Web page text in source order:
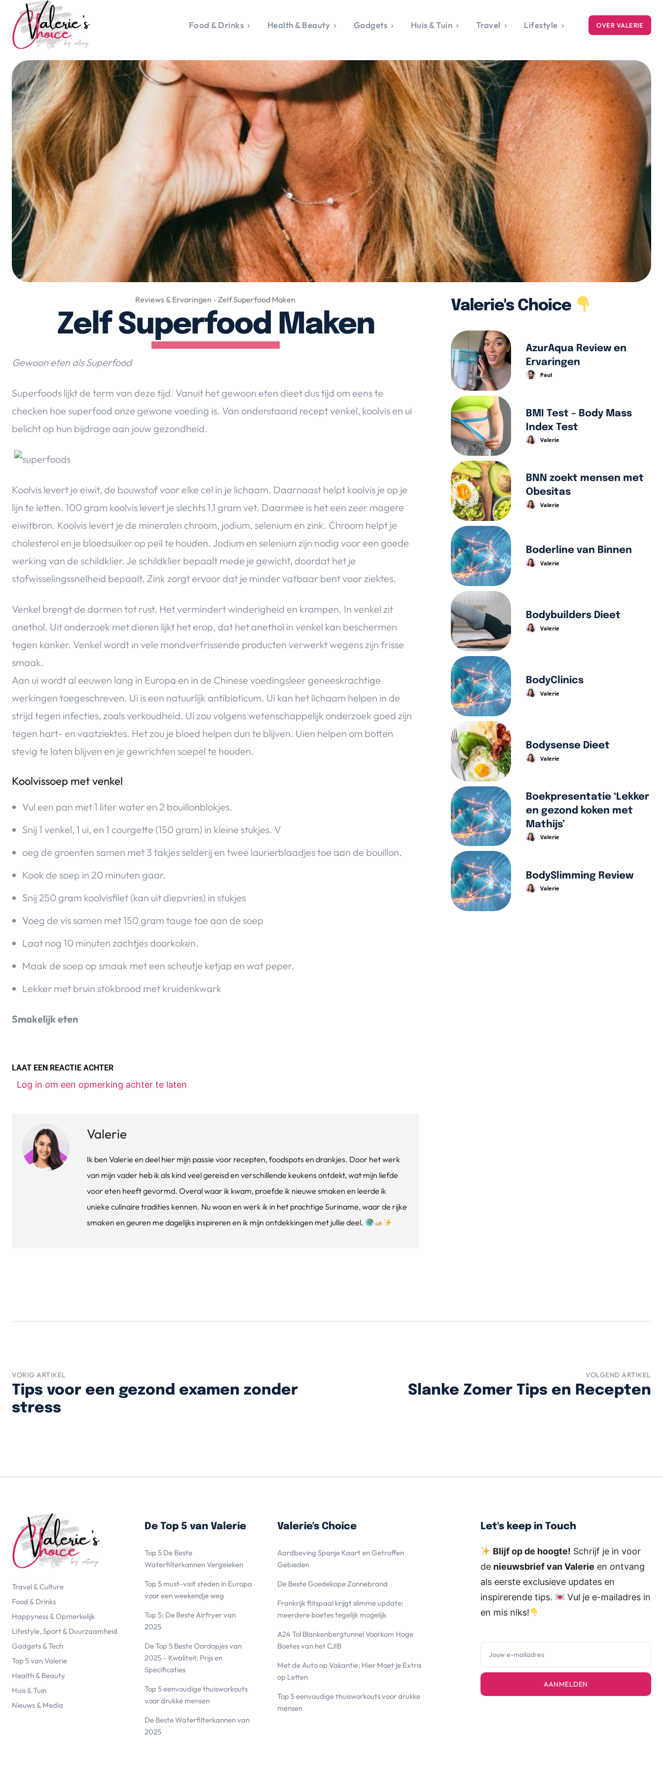
Travel & Culture
Food & Drinks
Happyness & Opmerkelijk
Lifestyle, Sport &
Duurzaamheid
Gadgets & Tech
Top 5 van Valerie
Health & Beauty
Huis & Tuin
Nieuws & Media
Over Valerie
De Top 5
Contact
Food & Drinks
Health & BeautyGadgets
Huis & Tuin TravelLifestyle
Food & Drinks Health & Beauty Gadgets Huis & Tuin Travel Lifestyle OVER VALERIE
Reviews & Ervaringen Zelf Superfood Maken
Zelf Superfood Maken
Gewoon eten als Superfood
Superfoods lijkt de term van deze tijd. Vanuit het gewoon eten dieet dus tijd om eens te
checken hoe superfood onze gewone voeding is. Van onderstaand recept venkel, koolvis en ui
belicht op hun bijdrage aan jouw gezondheid.
Koolvis levert je eiwit, de bouwstof voor elke cel in je lichaam. Daarnaast helpt koolvis je op je
lijn te letten. 100 gram koolvis levert je slechts 1,1 gram vet. Daarmee is het een zeer magere
eiwitbron. Koolvis levert je de mineralen chroom, jodium, selenium en zink. Chroom helpt je
cholesterol en je bloedsuiker op peil te houden. Jodium en selenium zijn nodig voor een goede
werking van de schildklier. Je schildklier bepaalt mede je gewicht, doordat het je
stofwisselingssnelheid bepaalt. Zink zorgt ervoor dat je minder vatbaar bent voor ziektes.
Venkel brengt de darmen tot rust. Het vermindert winderigheid en krampen. In venkel zit
anethol. Uit onderzoek met dieren lijkt het erop, dat het anethol in venkel kan beschermen
tegen kanker. Venkel wordt in vele mondverfrissende producten verwerkt wegens zijn frisse
smaak.
Aan ui wordt al eeuwen lang in Europa en in de Chinese voedingsleer geneeskrachtige
werkingen toegeschreven. Ui is een natuurlijk antibioticum. Ui kan het lichaam helpen in de
strijd tegen infecties, zoals verkoudheid. Ui zou volgens wetenschappelijk onderzoek goed zijn
tegen hart- en vaatziektes. Het zou je bloed helpen dun te blijven. Uien helpen om botten
stevig te laten blijven en je gewrichten soepel te houden.
Koolvissoep met venkel
Vul een pan met 1 liter water en 2 bouillonblokjes.
Snij 1 venkel, 1 ui, en 1 courgette (150 gram) in kleine stukjes. V
oeg de groenten samen met 3 takjes selderij en twee laurierblaadjes toe aan de bouillon.
Kook de soep in 20 minuten gaar.
Snij 250 gram koolvisfilet (kan uit diepvries) in stukjes
Voeg de vis samen met 150 gram tauge toe aan de soep
Laat nog 10 minuten zachtjes doorkoken.
Maak de soep op smaak met een scheutje ketjap en wat peper.
Lekker met bruin stokbrood met kruidenkwark
Smakelijk eten
LAAT EEN REACTIE ACHTER
Log in om een opmerking achter te laten
Valerie
Ik ben Valerie en deel hier mijn passie voor recepten, foodspots en drankjes. Door het werk
van mijn vader heb ik als kind veel gereisd en verschillende keukens ontdekt, wat mijn liefde
voor eten heeft gevormd. Overal waar ik kwam, proefde ik nieuwe smaken en leerde ik
unieke culinaire tradities kennen. Nu woon en werk ik in het prachtige Suriname, waar de rijke
smaken en geuren me dagelijks inspireren en ik mijn ontdekkingen met jullie deel.
Valerie's Choice
AzurAqua Review en
Ervaringen
Paul
BMI Test – Body Mass
Index Test
Valerie
BNN zoekt mensen met
Obesitas
Valerie
Boderline van Binnen
Valerie
Bodybuilders Dieet
Valerie
BodyClinics
Valerie
Bodysense Dieet
Valerie
Boekpresentatie ‘Lekker
en gezond koken met
Mathijs’
Valerie
BodySlimming Review
Valerie
VORIG ARTIKEL
Tips voor een gezond examen zonder
stress
VOLGEND ARTIKEL
Slanke Zomer Tips en Recepten
Travel & Culture
Food & Drinks
Happyness & Opmerkelijk
Lifestyle, Sport & Duurzaamheid
Gadgets & Tech
Top 5 van Valerie
Health & Beauty
Huis & Tuin
Nieuws & Media
De Top 5 van Valerie
Top 5 De Beste
Waterfilterkannen Vergeleken
Top 5 must-visit steden in Europa
voor een weekendje weg
Top 5: De Beste Airfryer van
2025
De Top 5 Beste Oordopjes van
2025 – Kwaliteit, Prijs en
Specificaties
Top 5 eenvoudige thuisworkouts
voor drukke mensen
De Beste Waterfilterkannen van
2025
Valerie's Choice
Aardbeving Spanje Kaart en Getroffen
Gebieden
De Beste Goedekope Zonnebrand
Frankrijk flitspaal krijgt slimme update:
meerdere boetes tegelijk mogelijk
A24 Tol Blankenbergtunnel Voorkom Hoge
Boetes van het CJIB
Met de Auto op Vakantie; Hier Moet je Extra
op Letten
Top 5 eenvoudige thuisworkouts voor drukke
mensen
Let's keep in Touch
Blijf op de hoogte! Schrijf je in voor
de nieuwsbrief van Valerie en ontvang
als eerste exclusieve updates en
inspirerende tips.
Vul je e-mailadres in
en mis niks!
AANMELDEN